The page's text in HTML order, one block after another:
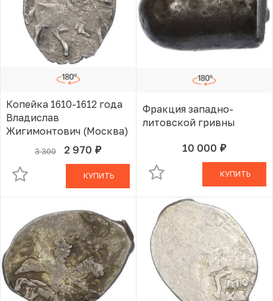
Копейка 1610-1612 года
Владислав
Жигимонтович (Москва)
3 300 2 970 руб.
В КОРЗИНЕ
КУПИТЬ
Фракция западно-
литовской гривны
10 000 руб.
В КОРЗИНЕ
КУПИТЬ